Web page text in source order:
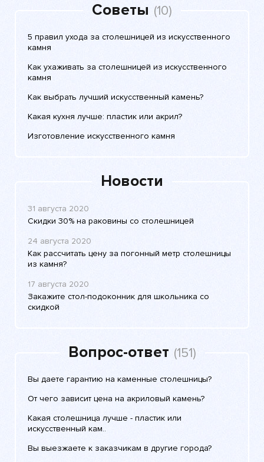
Советы (10)
5 правил ухода за столешницей из искусственного
камня
Как ухаживать за столешницей из искусственного
камня
Как выбрать лучший искусственный камень?
Какая кухня лучше: пластик или акрил?
Изготовление искусственного камня
Новости
31 августа 2020
Скидки 30% на раковины со столешницей
24 августа 2020
Как рассчитать цену за погонный метр столешницы
из камня?
17 августа 2020
Закажите стол-подоконник для школьника со
скидкой
Вопрос-ответ (151)
Вы даете гарантию на каменные столешницы?
От чего зависит цена на акриловый камень?
Какая столешница лучше - пластик или
искусственный кам..
Вы выезжаете к заказчикам в другие города?